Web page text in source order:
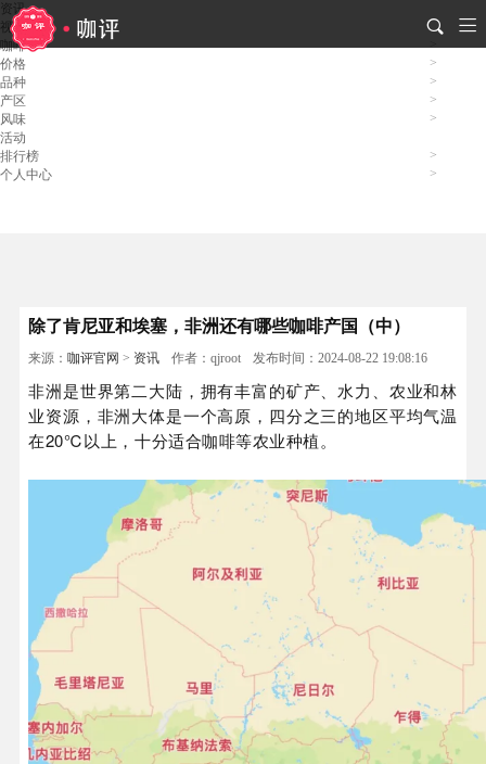
资讯
视频
咖啡
价格
品种
产区
风味
活动
排行榜
个人中心
除了肯尼亚和埃塞，非洲还有哪些咖啡产国（中）
来源：咖评官网 > 资讯 作者：qjroot 发布时间：2024-08-22 19:08:16
非洲是世界第二大陆，拥有丰富的矿产、水力、农业和林
业资源，非洲大体是一个高原，四分之三的地区平均气温
在20℃以上，十分适合咖啡等农业种植。